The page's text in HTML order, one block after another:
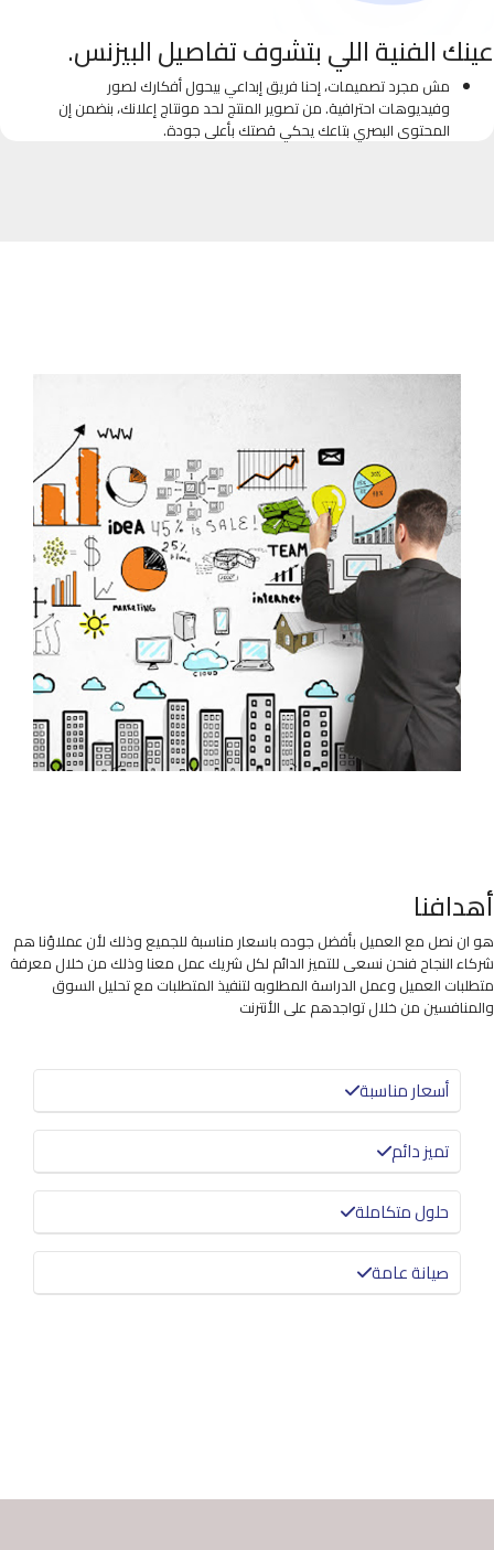
عينك الفنية اللي بتشوف تفاصيل البيزنس.
مش مجرد تصميمات، إحنا فريق إبداعي بيحول أفكارك لصور
وفيديوهات احترافية. من تصوير المنتج لحد مونتاج إعلانك، بنضمن إن
المحتوى البصري بتاعك يحكي قصتك بأعلى جودة.
أهدافنا
هو ان نصل مع العميل بأفضل جوده باسعار مناسبة للجميع وذلك لأن عملاؤنا هم
شركاء النجاح فنحن نسعى للتميز الدائم لكل شريك عمل معنا وذلك من خلال معرفة
متطلبات العميل وعمل الدراسة المطلوبه لتنفيذ المتطلبات مع تحليل السوق
والمنافسين من خلال تواجدهم على الأنترنت
أسعار مناسبة
تميز دائم
حلول متكاملة
صيانة عامة